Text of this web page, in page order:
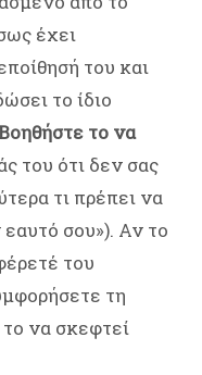
έχει
του και
το ίδιο
το να
του ότι δεν σας
τι πρέπει να
σου»). Αν το
του
τη
να σκεφτεί